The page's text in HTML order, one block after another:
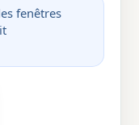
fenêtres